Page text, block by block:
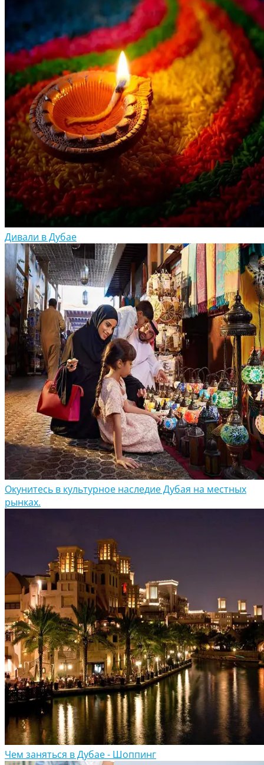
Дивали в Дубае
Окунитесь в культурное наследие Дубая на местных
рынках.
Чем заняться в Дубае - Шоппинг